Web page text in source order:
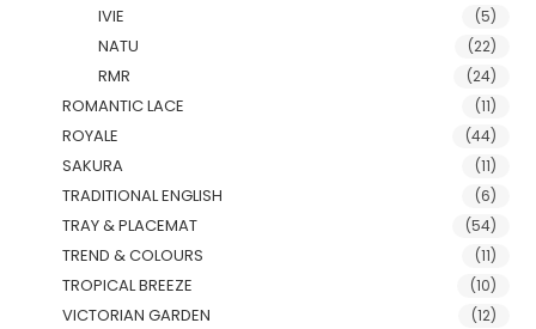
IVIE (5)
NATU (22)
RMR (24)
ROMANTIC LACE (11)
ROYALE (44)
SAKURA (11)
TRADITIONAL ENGLISH (6)
TRAY & PLACEMAT (54)
TREND & COLOURS (11)
TROPICAL BREEZE (10)
VICTORIAN GARDEN (12)